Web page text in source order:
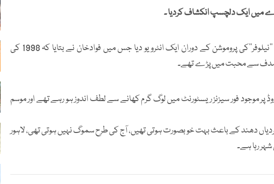
میں ایک دلچسپ انکشاف کردیا ۔
فواد اور ماہرہ خان نے اپنی ریلیزہونےوالی فلم ’’نیلوفر‘‘کی پروموشن کے دوران ایک انٹرویو دیا جس میں فوادخان نے بتایا کہ 1998 کی
صدف سے محبت میں پڑے تھے۔
پر موجود فور سیزنز ریسٹورنٹ میں لوگ گرم کھانے سے لطف اندوز ہو رہے تھے اور موسم
دھند کے باعث بہت خوبصورت ہوتی تھیں، آج کی طرح سموگ نہیں ہوتی تھی، لاہور
رہا ہے۔